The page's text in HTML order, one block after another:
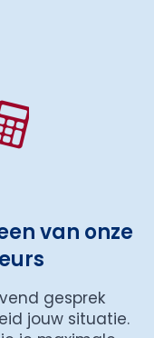
van onze
gesprek
jouw situatie.